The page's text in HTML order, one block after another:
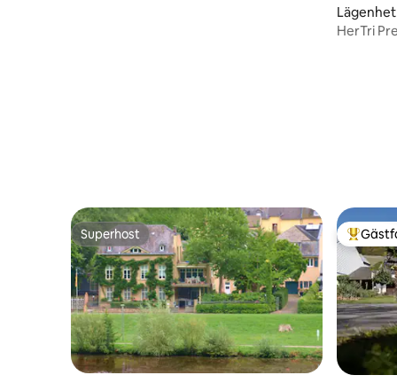
Lägenhet
HerTri
Superhost
Superhost